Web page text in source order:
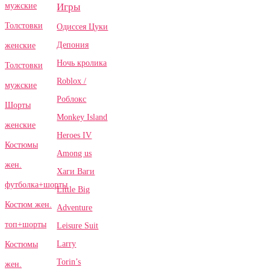
мужские
Толстовки
женские
Толстовки
мужские
Шорты
женские
Костюмы
жен.
футболка+шорты
Костюм жен.
топ+шорты
Костюмы
жен.
Игры
Одиссея Цуки
Депония
Ночь кролика
Roblox /
Роблокс
Monkey Island
Heroes IV
Among us
Хаги Ваги
Little Big
Adventure
Leisure Suit
Larry
Torin’s